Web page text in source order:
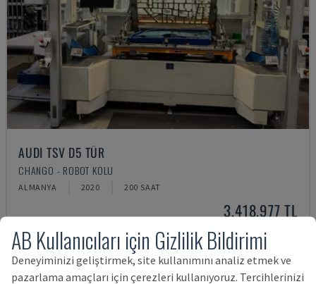
AUDI TSV D5 TÜR
CHANGO - ROBOT KOLU
ALMANYA 2020 200 SAAT
3,418,977 TL
AB Kullanıcıları için Gizlilik Bildirimi
Deneyiminizi geliştirmek, site kullanımını analiz etmek ve
pazarlama amaçları için çerezleri kullanıyoruz. Tercihlerinizi